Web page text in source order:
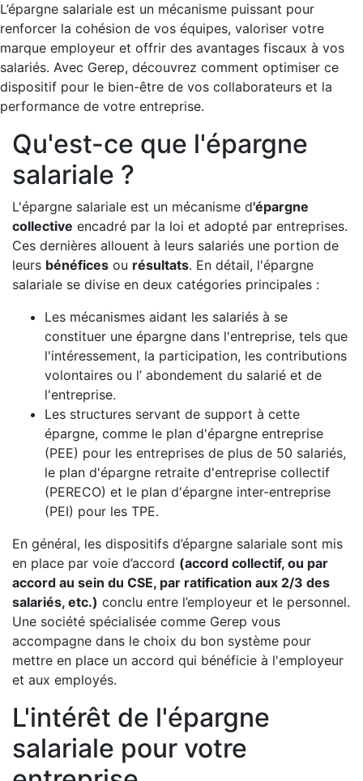
L’épargne salariale est un mécanisme puissant pour
renforcer la cohésion de vos équipes, valoriser votre
marque employeur et offrir des avantages fiscaux à vos
salariés. Avec Gerep, découvrez comment optimiser ce
dispositif pour le bien-être de vos collaborateurs et la
performance de votre entreprise.
Qu'est-ce que l'épargne
salariale ?
L'épargne salariale est un mécanisme d'épargne
collective encadré par la loi et adopté par entreprises.
Ces dernières allouent à leurs salariés une portion de
leurs bénéfices ou résultats. En détail, l'épargne
salariale se divise en deux catégories principales :
Les mécanismes aidant les salariés à se
constituer une épargne dans l'entreprise, tels que
l'intéressement, la participation, les contributions
volontaires ou l’ abondement du salarié et de
l'entreprise.
Les structures servant de support à cette
épargne, comme le plan d'épargne entreprise
(PEE) pour les entreprises de plus de 50 salariés,
le plan d'épargne retraite d'entreprise collectif
(PERECO) et le plan d'épargne inter-entreprise
(PEI) pour les TPE.
En général, les dispositifs d’épargne salariale sont mis
en place par voie d’accord (accord collectif, ou par
accord au sein du CSE, par ratification aux 2/3 des
salariés, etc.) conclu entre l’employeur et le personnel.
Une société spécialisée comme Gerep vous
accompagne dans le choix du bon système pour
mettre en place un accord qui bénéficie à l'employeur
et aux employés.
L'intérêt de l'épargne
salariale pour votre